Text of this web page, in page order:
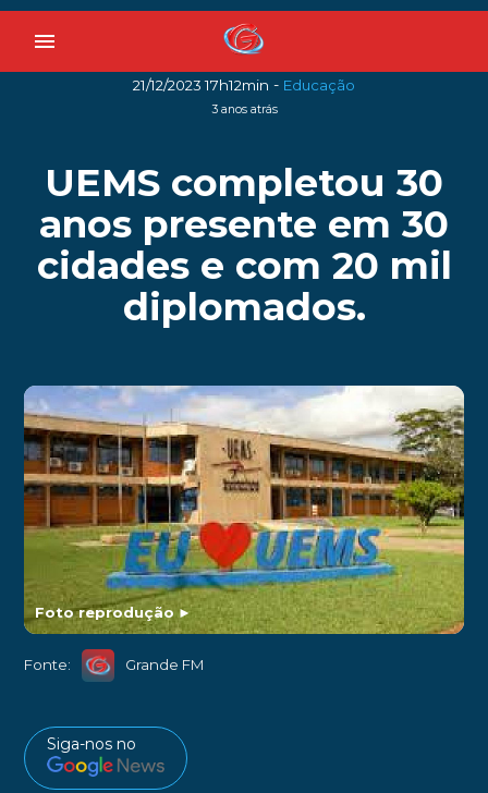
menu
21/12/2023 17h12min - Educação
3 anos atrás
UEMS completou 30
anos presente em 30
cidades e com 20 mil
diplomados.
Foto reprodução ►
Fonte: Grande FM
Siga-nos no